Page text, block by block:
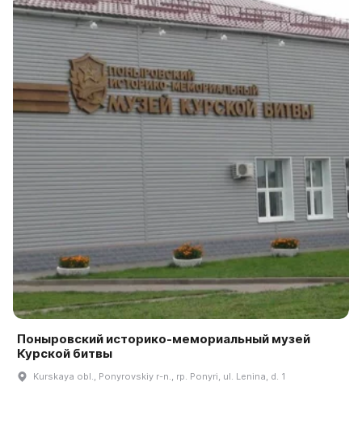
Поныровский историко-мемориальный музей
Курской битвы
Kurskaya obl., Ponyrovskiy r-n., rp. Ponyri, ul. Lenina, d. 1